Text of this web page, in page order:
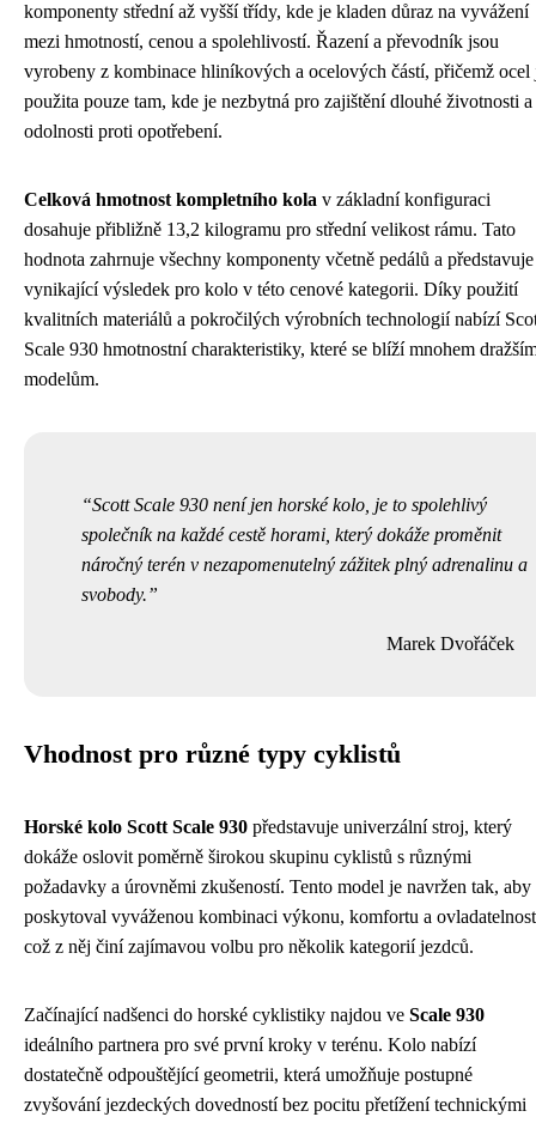
komponenty střední až vyšší třídy, kde je kladen důraz na vyvážení
mezi hmotností, cenou a spolehlivostí. Řazení a převodník jsou
vyrobeny z kombinace hliníkových a ocelových částí, přičemž ocel
použita pouze tam, kde je nezbytná pro zajištění dlouhé životnosti a
odolnosti proti opotřebení.
Celková hmotnost kompletního kola v základní konfiguraci
dosahuje přibližně 13,2 kilogramu pro střední velikost rámu. Tato
hodnota zahrnuje všechny komponenty včetně pedálů a představuje
vynikající výsledek pro kolo v této cenové kategorii. Díky použití
kvalitních materiálů a pokročilých výrobních technologií nabízí
Scale 930 hmotnostní charakteristiky, které se blíží mnohem
modelům.
Scott Scale 930 není jen horské kolo, je to spolehlivý
společník na každé cestě horami, který dokáže proměnit
náročný terén v nezapomenutelný zážitek plný adrenalinu a
svobody.
Marek Dvořáček
Vhodnost pro různé typy cyklistů
Horské kolo Scott Scale 930 představuje univerzální stroj, který
dokáže oslovit poměrně širokou skupinu cyklistů s různými
požadavky a úrovněmi zkušeností. Tento model je navržen tak, aby
poskytoval vyváženou kombinaci výkonu, komfortu a
což z něj činí zajímavou volbu pro několik kategorií jezdců.
Začínající nadšenci do horské cyklistiky najdou ve Scale 930
ideálního partnera pro své první kroky v terénu. Kolo nabízí
dostatečně odpouštějící geometrii, která umožňuje postupné
zvyšování jezdeckých dovedností bez pocitu přetížení technickými